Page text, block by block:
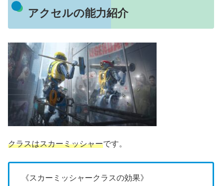
アクセルの能力紹介
クラスはスカーミッシャーです。
《スカーミッシャークラスの効果》